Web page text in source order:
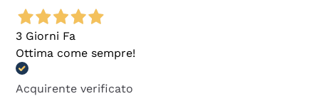
3 Giorni Fa
Ottima come sempre!
Acquirente verificato